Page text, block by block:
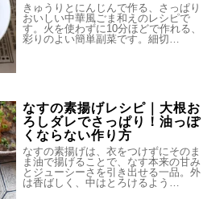
きゅうりとにんじんで作る、さっぱり
おいしい中華風ごま和えのレシピで
す。火を使わずに10分ほどで作れる、
彩りのよい簡単副菜です。細切…
なすの素揚げレシピ｜大根お
ろしダレでさっぱり！油っぽ
くならない作り方
なすの素揚げは、衣をつけずにそのま
ま油で揚げることで、なす本来の甘み
とジューシーさを引き出せる一品。外
は香ばしく、中はとろけるよう…